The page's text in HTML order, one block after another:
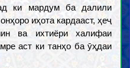
ки мардум ба далили
иҳота кардааст, ҳеҷ
ва ихтиёри халифаи
аст ки танҳо ба ӯҳдаи